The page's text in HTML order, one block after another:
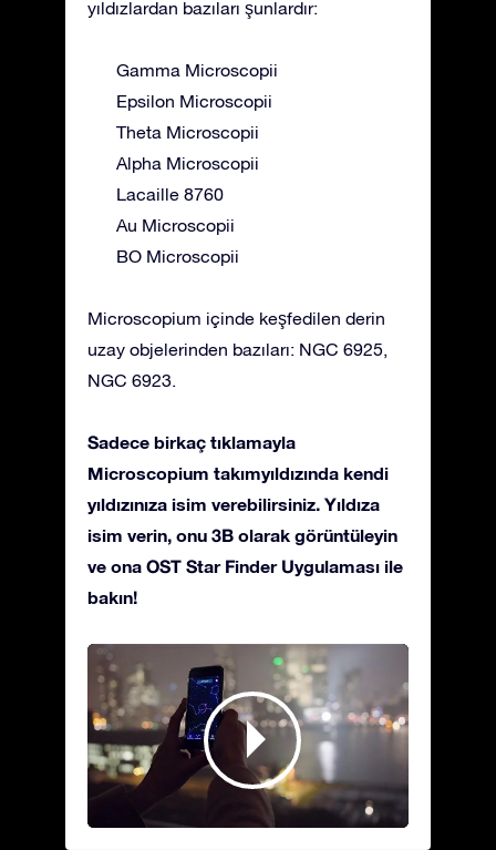
yıldızlardan bazıları şunlardır:
Gamma Microscopii
Epsilon Microscopii
Theta Microscopii
Alpha Microscopii
Lacaille 8760
Au Microscopii
BO Microscopii
Microscopium içinde keşfedilen derin
uzay objelerinden bazıları: NGC 6925,
NGC 6923.
Sadece birkaç tıklamayla
Microscopium takımyıldızında kendi
yıldızınıza isim verebilirsiniz. Yıldıza
isim verin, onu 3B olarak görüntüleyin
ve ona OST Star Finder Uygulaması ile
bakın!